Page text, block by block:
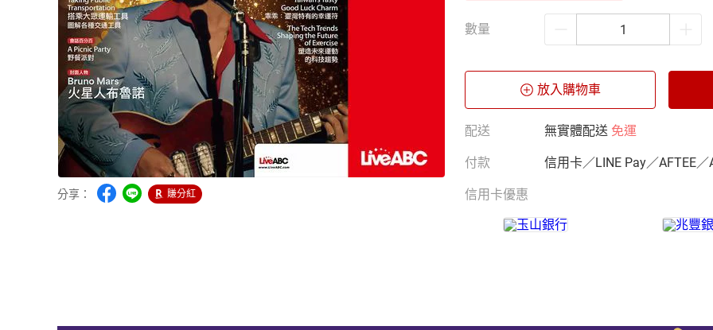
分享： 賺分紅
數量
放入購物車
配送 無實體配送 免運
付款 信用卡／LINE Pay／AFTEE／
信用卡優惠